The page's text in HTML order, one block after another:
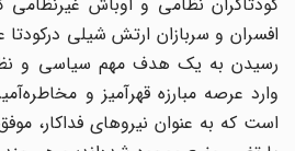
افسران و سربازان ارتش شیلی درکودتا
رسیدن به یک هدف مهم سیاسی و
وارد عرصه مبارزه قهرآمیز و
است که به عنوان نیروهای فداکار،